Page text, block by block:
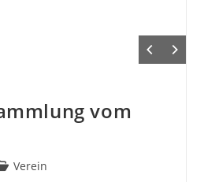
vom
Verein